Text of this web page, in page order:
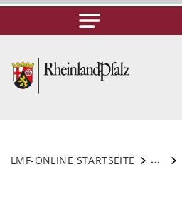
LMF-ONLINE STARTSEITE ...